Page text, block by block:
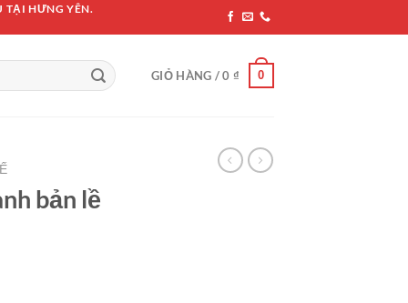
TẠI HƯNG YÊN.
GIỎ HÀNG /0 ₫ 0
bản lề